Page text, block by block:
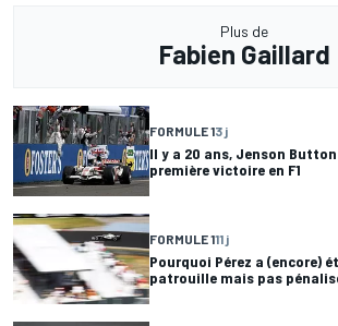
Plus de
Fabien Gaillard
FORMULE 13 j
Il y a 20 ans, Jenson
première victoire en F1
FORMULE 111 j
Pourquoi Pérez a (encore)
patrouille mais pas